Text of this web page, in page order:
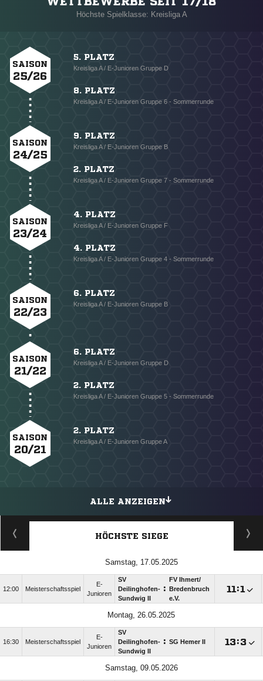
Höchste Spielklasse: Kreisliga A
SAISON
25/26
5. PLATZ
Kreisliga A / E-Junioren Gruppe D
8. PLATZ
Kreisliga A / E-Junioren Gruppe 6 - Sommerrunde
SAISON
24/25
9. PLATZ
Kreisliga A / E-Junioren Gruppe B
2. PLATZ
Kreisliga A / E-Junioren Gruppe 7 - Sommerrunde
SAISON
23/24
4. PLATZ
Kreisliga A / E-Junioren Gruppe F
4. PLATZ
Kreisliga A / E-Junioren Gruppe 4 - Sommerrunde
SAISON
22/23
6. PLATZ
Kreisliga A / E-Junioren Gruppe B
SAISON
21/22
6. PLATZ
Kreisliga A / E-Junioren Gruppe D
2. PLATZ
Kreisliga A / E-Junioren Gruppe 5 - Sommerrunde
SAISON
20/21
2. PLATZ
Kreisliga A / E-Junioren Gruppe A
ALLE ANZEIGEN
HÖCHSTE SIEGE
Samstag, 17.05.2025
12:00 Meisterschaftsspiel
E-
Junioren
SV
Deilinghofen-
Sundwig II
:
FV Ihmert/​
Bredenbruch
e.V.
:
Montag, 26.05.2025
16:30 Meisterschaftsspiel
E-
Junioren
SV
Deilinghofen-
Sundwig II
: SG Hemer II :
Samstag, 09.05.2026